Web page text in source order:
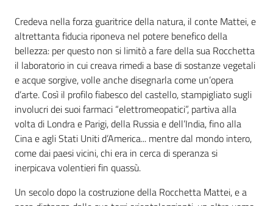
Credeva nella forza guaritrice della natura, il conte Mattei, e
altrettanta fiducia riponeva nel potere benefico della
bellezza: per questo non si limitò a fare della sua Rocchetta
il laboratorio in cui creava rimedi a base di sostanze vegetali
e acque sorgive, volle anche disegnarla come un’opera
d’arte. Così il profilo fiabesco del castello, stampigliato sugli
involucri dei suoi farmaci “elettromeopatici”, partiva alla
volta di Londra e Parigi, della Russia e dell’India, fino alla
Cina e agli Stati Uniti d’America... mentre dal mondo intero,
come dai paesi vicini, chi era in cerca di speranza si
inerpicava volentieri fin quassù.
Un secolo dopo la costruzione della Rocchetta Mattei, e a